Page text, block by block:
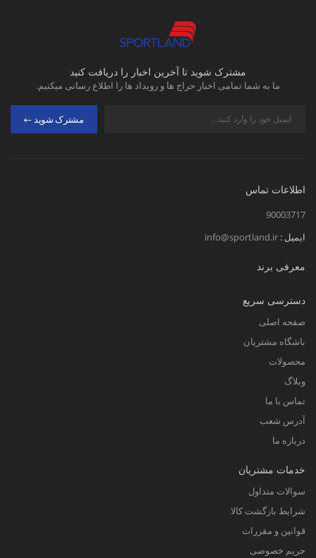
مشترک شوید تا آخرین اخبار را دریافت کنید
ما به شما تمامی اخبار حراج ها و رویداد ها را اطلاع رسانی میکنیم.
مشترک شوید
اطلاعات تماس
90003717
ایمیل : info@sportland.ir
معرفی برند
دسترسی سریع
صفحه اصلی
باشگاه مشتریان
محصولات
وبلاگ
تماس با ما
آدرس شعب
درباره ما
خدمات مشتریان
سوالات متداول
شرایط بازگشت کالا
قوانین و مقررات
حریم خصوصی